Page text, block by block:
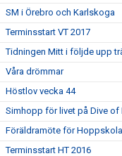
SM i Örebro och Karlskoga
Terminsstart VT 2017
Tidningen Mitt i följde upp
Våra drömmar
Höstlov vecka 44
Simhopp för livet på Dive of
Föräldramöte för
Terminsstart HT 2016